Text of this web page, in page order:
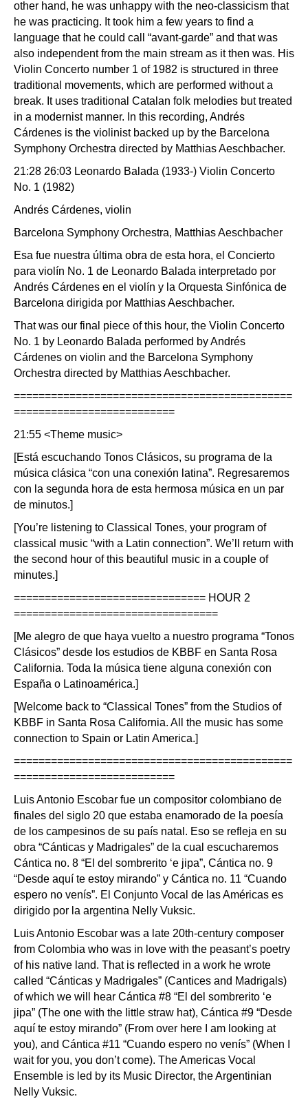
other hand, he was unhappy with the neo-classicism that
he was practicing. It took him a few years to find a
language that he could call “avant-garde” and that was
also independent from the main stream as it then was. His
Violin Concerto number 1 of 1982 is structured in three
traditional movements, which are performed without a
break. It uses traditional Catalan folk melodies but treated
in a modernist manner. In this recording, Andrés
Cárdenes is the violinist backed up by the Barcelona
Symphony Orchestra directed by Matthias Aeschbacher.
21:28 26:03 Leonardo Balada (1933-) Violin Concerto
No. 1 (1982)
Andrés Cárdenes, violin
Barcelona Symphony Orchestra, Matthias Aeschbacher
Esa fue nuestra última obra de esta hora, el Concierto
para violín No. 1 de Leonardo Balada interpretado por
Andrés Cárdenes en el violín y la Orquesta Sinfónica de
Barcelona dirigida por Matthias Aeschbacher.
That was our final piece of this hour, the Violin Concerto
No. 1 by Leonardo Balada performed by Andrés
Cárdenes on violin and the Barcelona Symphony
Orchestra directed by Matthias Aeschbacher.
=============================================
==========================
21:55 <Theme music>
[Está escuchando Tonos Clásicos, su programa de la
música clásica “con una conexión latina”. Regresaremos
con la segunda hora de esta hermosa música en un par
de minutos.]
[You’re listening to Classical Tones, your program of
classical music “with a Latin connection”. We’ll return with
the second hour of this beautiful music in a couple of
minutes.]
=============================== HOUR 2
=================================
[Me alegro de que haya vuelto a nuestro programa “Tonos
Clásicos” desde los estudios de KBBF en Santa Rosa
California. Toda la música tiene alguna conexión con
España o Latinoamérica.]
[Welcome back to “Classical Tones” from the Studios of
KBBF in Santa Rosa California. All the music has some
connection to Spain or Latin America.]
=============================================
==========================
Luis Antonio Escobar fue un compositor colombiano de
finales del siglo 20 que estaba enamorado de la poesía
de los campesinos de su país natal. Eso se refleja en su
obra “Cánticas y Madrigales” de la cual escucharemos
Cántica no. 8 “El del sombrerito ‘e jipa”, Cántica no. 9
“Desde aquí te estoy mirando” y Cántica no. 11 “Cuando
espero no venís”. El Conjunto Vocal de las Américas es
dirigido por la argentina Nelly Vuksic.
Luis Antonio Escobar was a late 20th-century composer
from Colombia who was in love with the peasant’s poetry
of his native land. That is reflected in a work he wrote
called “Cánticas y Madrigales” (Cantices and Madrigals)
of which we will hear Cántica #8 “El del sombrerito ‘e
jipa” (The one with the little straw hat), Cántica #9 “Desde
aquí te estoy mirando” (From over here I am looking at
you), and Cántica #11 “Cuando espero no venís” (When I
wait for you, you don’t come). The Americas Vocal
Ensemble is led by its Music Director, the Argentinian
Nelly Vuksic.